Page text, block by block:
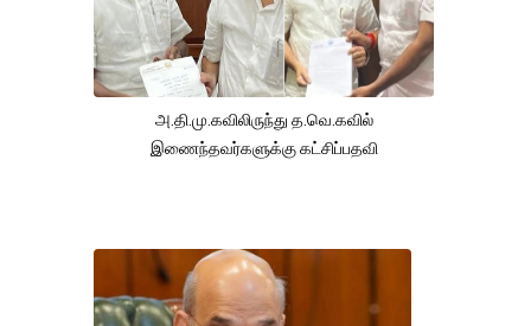
அ.தி.மு.கவிலிருந்து த.வெ.கவில்
இணைந்தவர்களுக்கு கட்சிப்பதவி